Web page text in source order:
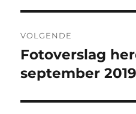
VOLGENDE
Volgend
bericht:
Fotoverslag
september 2019